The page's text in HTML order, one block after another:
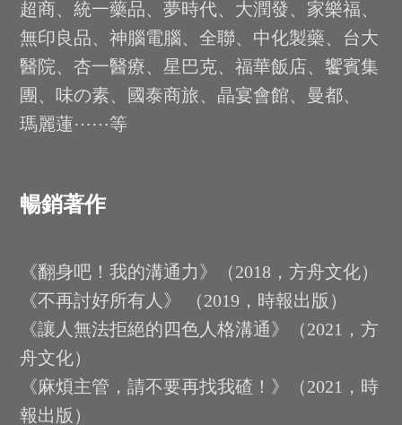
超商、統一藥品、夢時代、大潤發、家樂福、
無印良品、神腦電腦、全聯、中化製藥、台大
醫院、杏一醫療、星巴克、福華飯店、饗賓集
團、味の素、國泰商旅、晶宴會館、曼都、
瑪麗蓮⋯⋯等
暢銷著作
《翻身吧！我的溝通力》（2018，方舟文化）
《不再討好所有人》 （2019，時報出版）
《讓人無法拒絕的四色人格溝通》（2021，方
舟文化）
《麻煩主管，請不要再找我碴！》（2021，時
報出版）